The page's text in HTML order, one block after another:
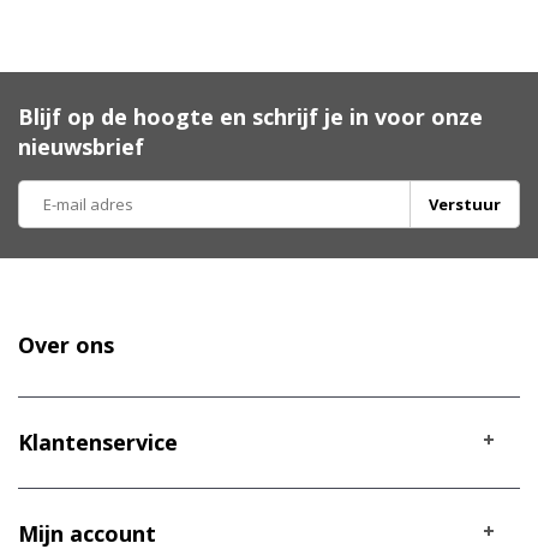
Blijf op de hoogte en schrijf je in voor onze
nieuwsbrief
Verstuur
Over ons
Klantenservice
Mijn account